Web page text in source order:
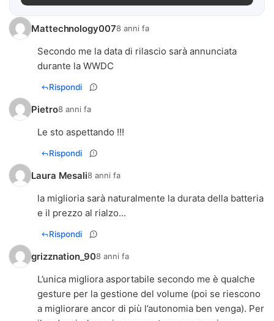
Mattechnology0078 anni fa
Secondo me la data di rilascio sarà annunciata
durante la WWDC
Rispondi
Pietro8 anni fa
Le sto aspettando !!!
Rispondi
Laura Mesali8 anni fa
la miglioria sarà naturalmente la durata della batteria
e il prezzo al rialzo...
Rispondi
grizznation_908 anni fa
L’unica migliora asportabile secondo me è qualche
gesture per la gestione del volume (poi se riescono
a migliorare ancor di più l’autonomia ben venga). Per